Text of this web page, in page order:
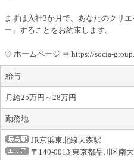
まずは入社3か月で、あなたのクリ
ー」することをお約束します。
◇ ホームページ ⇒ https://socia-
給与
月給25万円～28万円
勤務地
JR京浜東北線大森駅
〒140-0013 東京都品川区南